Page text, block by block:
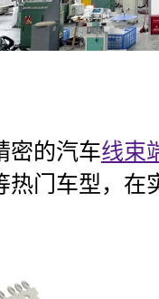
密的汽车线束
热门车型，在